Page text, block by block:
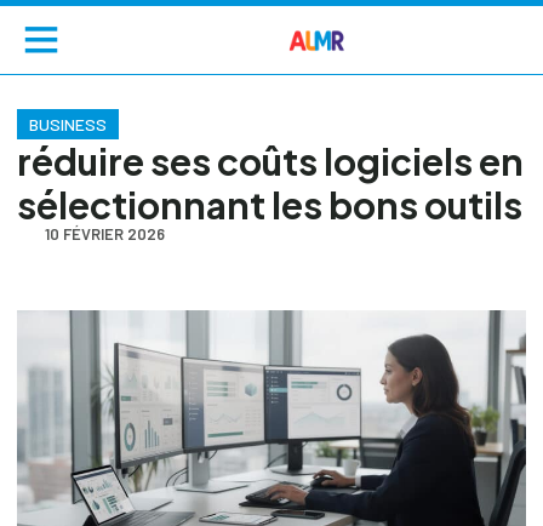
BUSINESS
réduire ses coûts logiciels en
sélectionnant les bons outils
10 FÉVRIER 2026